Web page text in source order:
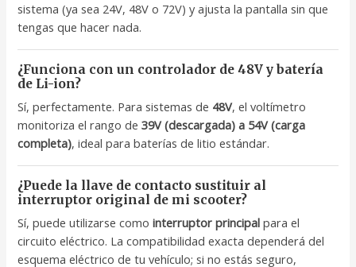
sistema (ya sea 24V, 48V o 72V) y ajusta la pantalla sin que
tengas que hacer nada.
¿Funciona con un controlador de 48V y batería
de Li-ion?
Sí, perfectamente. Para sistemas de 48V, el voltímetro
monitoriza el rango de39V (descargada) a 54V (carga
completa), ideal para baterías de litio estándar.
¿Puede la llave de contacto sustituir al
interruptor original de mi scooter?
Sí, puede utilizarse comointerruptor principal para el
circuito eléctrico. La compatibilidad exacta dependerá del
esquema eléctrico de tu vehículo; si no estás seguro,